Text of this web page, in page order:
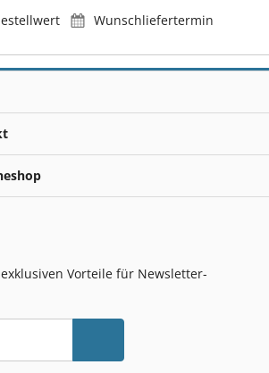
Wunschliefertermin
Vorteile für Newsletter-